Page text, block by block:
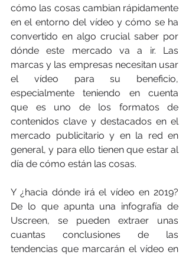
cómo las cosas cambian rápidamente
en el entorno del vídeo y cómo se ha
convertido en algo crucial saber por
dónde este mercado va a ir. Las
marcas y las empresas necesitan usar
el vídeo para su beneficio,
especialmente teniendo en cuenta
que es uno de los formatos de
contenidos clave y destacados en el
mercado publicitario y en la red en
general, y para ello tienen que estar al
día de cómo están las cosas.
Y ¿hacia dónde irá el vídeo en 2019?
De lo que apunta una infografía de
Uscreen, se pueden extraer unas
cuantas conclusiones de las
tendencias que marcarán el vídeo en